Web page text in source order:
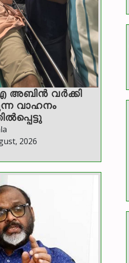
വർക്കി
വാഹനം
2026